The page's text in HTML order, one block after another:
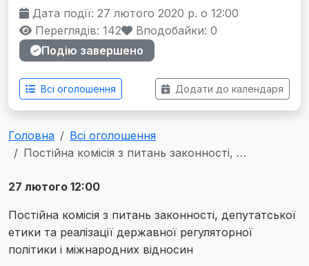
Дата події: 27 лютого 2020 р. о 12:00
Переглядів: 142
Вподобайки: 0
Подію завершено
Всі оголошення Додати до календаря
Головна
Всі оголошення
Постійна комісія з питань законності, …
27 лютого 12:00
Постійна комісія з питань законності, депутатської
етики та реалізації державної регуляторної
політики і міжнародних відносин